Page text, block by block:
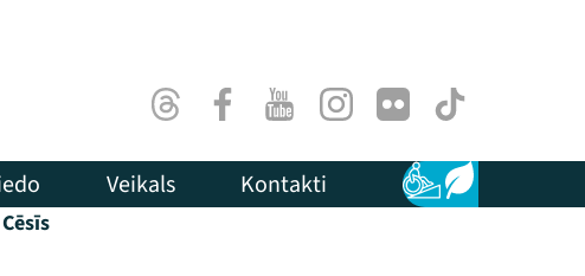
ThreadsFacebookYoutubeInstagram
Flick TikTok
Veikals Kontakti Pieejamība
Ilgtspēja